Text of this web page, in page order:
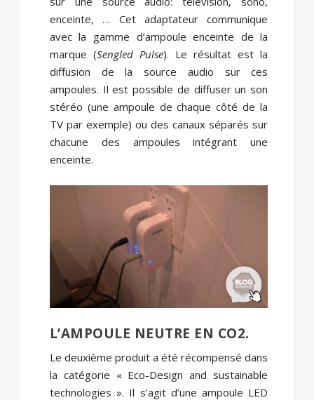
enceinte, … Cet adaptateur communique
avec la gamme d’ampoule enceinte de la
marque (Sengled Pulse). Le résultat est la
diffusion de la source audio sur ces
ampoules. Il est possible de diffuser un son
stéréo (une ampoule de chaque côté de la
TV par exemple) ou des canaux séparés sur
chacune des ampoules intégrant une
enceinte.
L’AMPOULE NEUTRE EN CO2.
Le deuxième produit a été récompensé dans
la catégorie « Eco-Design and sustainable
technologies ». Il s’agit d’une ampoule LED